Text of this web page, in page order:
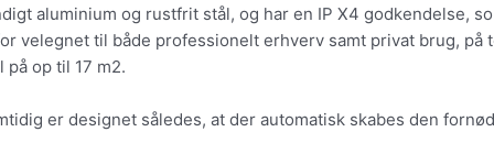
aluminium og rustfrit stål, og har en IP X4 godkendelse,
velegnet til både professionelt erhverv samt privat brug, på
på op til 17 m2.
er designet således, at der automatisk skabes den